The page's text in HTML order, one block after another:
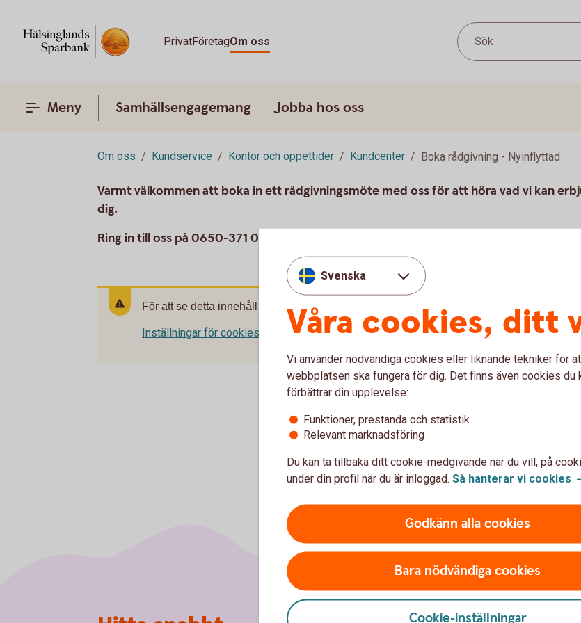
PrivatFöretagOm oss Sök
Meny Samhällsengagemang Jobba hos oss
Om oss Kundservice Kontor och öppettider Kundcenter Boka rådgivning - Nyinflyttad
Varmt välkommen att boka in ett rådgivningsmöte med oss för att höra vad vi kan
dig.
Ring in till oss på 0650-371 00 eller fyll i formuläret nedan.
För att se detta innehåll behöver du först godkänna cookies för Funktioner, prestanda och
Inställningar för cookies
Svenska
Våra cookies, ditt
Vi använder nödvändiga cookies eller liknande tekniker för
webbplatsen ska fungera för dig. Det finns även cookies du
förbättrar din upplevelse:
Funktioner, prestanda och statistik
Relevant marknadsföring
Du kan ta tillbaka ditt cookie-medgivande när du vill, på
under din profil när du är inloggad. Så hanterar vi cookies
Godkänn alla cookies
Bara nödvändiga cookies
Cookie-inställningar